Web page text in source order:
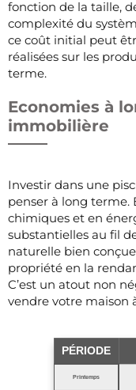
fonction de la taille,
complexité du
ce coût initial peut
réalisées sur les
terme.
Economies à
immobilière
Investir dans une
penser à long terme.
chimiques et en
substantielles au fil
naturelle bien
propriété en la
C’est un atout non
vendre votre maison
PÉRIODE
Printemps